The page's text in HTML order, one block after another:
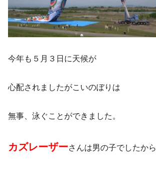
今年も５月３日に天候が
心配されましたがこいのぼりは
無事、泳ぐことができました。
カズレーザーさんは男の子でしたから